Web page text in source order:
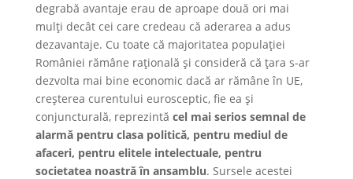
degrabă avantaje erau de aproape două ori mai
mulți decât cei care credeau că aderarea a adus
dezavantaje. Cu toate că majoritatea populației
României rămâne rațională și consideră că țara s-ar
dezvolta mai bine economic dacă ar rămâne în UE,
creșterea curentului eurosceptic, fie ea și
conjuncturală, reprezintă cel mai serios semnal de
alarmă pentru clasa politică, pentru mediul de
afaceri, pentru elitele intelectuale, pentru
societatea noastră în ansamblu. Sursele acestei